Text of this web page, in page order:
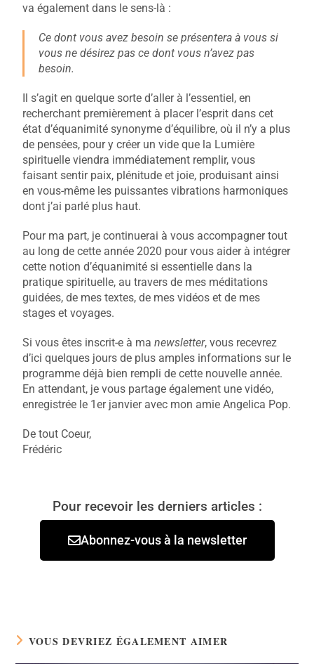
va également dans le sens-là :
Ce dont vous avez besoin se présentera à vous si
vous ne désirez pas ce dont vous n’avez pas
besoin.
Il s’agit en quelque sorte d’aller à l’essentiel, en
recherchant premièrement à placer l’esprit dans cet
état d’équanimité synonyme d’équilibre, où il n’y a plus
de pensées, pour y créer un vide que la Lumière
spirituelle viendra immédiatement remplir, vous
faisant sentir paix, plénitude et joie, produisant ainsi
en vous-même les puissantes vibrations harmoniques
dont j’ai parlé plus haut.
Pour ma part, je continuerai à vous accompagner tout
au long de cette année 2020 pour vous aider à intégrer
cette notion d’équanimité si essentielle dans la
pratique spirituelle, au travers de mes méditations
guidées, de mes textes, de mes vidéos et de mes
stages et voyages.
Si vous êtes inscrit-e à manewsletter, vous recevrez
d’ici quelques jours de plus amples informations sur le
programme déjà bien rempli de cette nouvelle année.
En attendant, je vous partage également une vidéo,
enregistrée le 1er janvier avec mon amie Angelica Pop.
De tout Coeur,
Frédéric
Pour recevoir les derniers articles :
Abonnez-vous à la newsletter
VOUS DEVRIEZ ÉGALEMENT AIMER